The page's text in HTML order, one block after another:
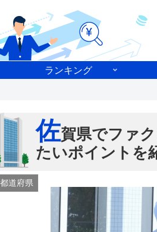
ランキング
佐賀県でファ
たいポイントを
道府県